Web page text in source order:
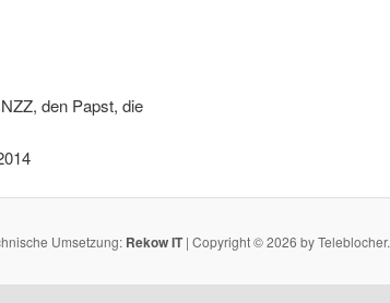
den Papst, die
Umsetzung: Rekow IT| Copyright © 2026 by Teleblocher.